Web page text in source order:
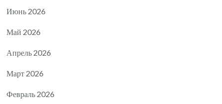
Июнь 2026
Май 2026
Апрель 2026
Март 2026
Февраль 2026